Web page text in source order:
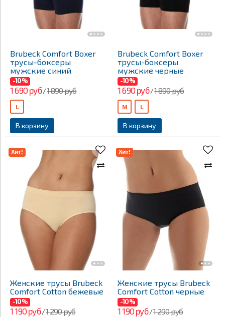
Brubeck Comfort Boxer
трусы-боксеры
мужские синий
-10%
1 690 руб/1 890 руб
В корзину
L
Brubeck Comfort Boxer
трусы-боксеры
мужские черные
-10%
1 690 руб/1 890 руб
В корзину
M L
Хит!
Женские трусы Brubeck
Comfort Cotton бежевые
-10%
1 190 руб/1 290 руб
Хит!
Женские трусы Brubeck
Comfort Cotton черные
-10%
1 190 руб/1 290 руб